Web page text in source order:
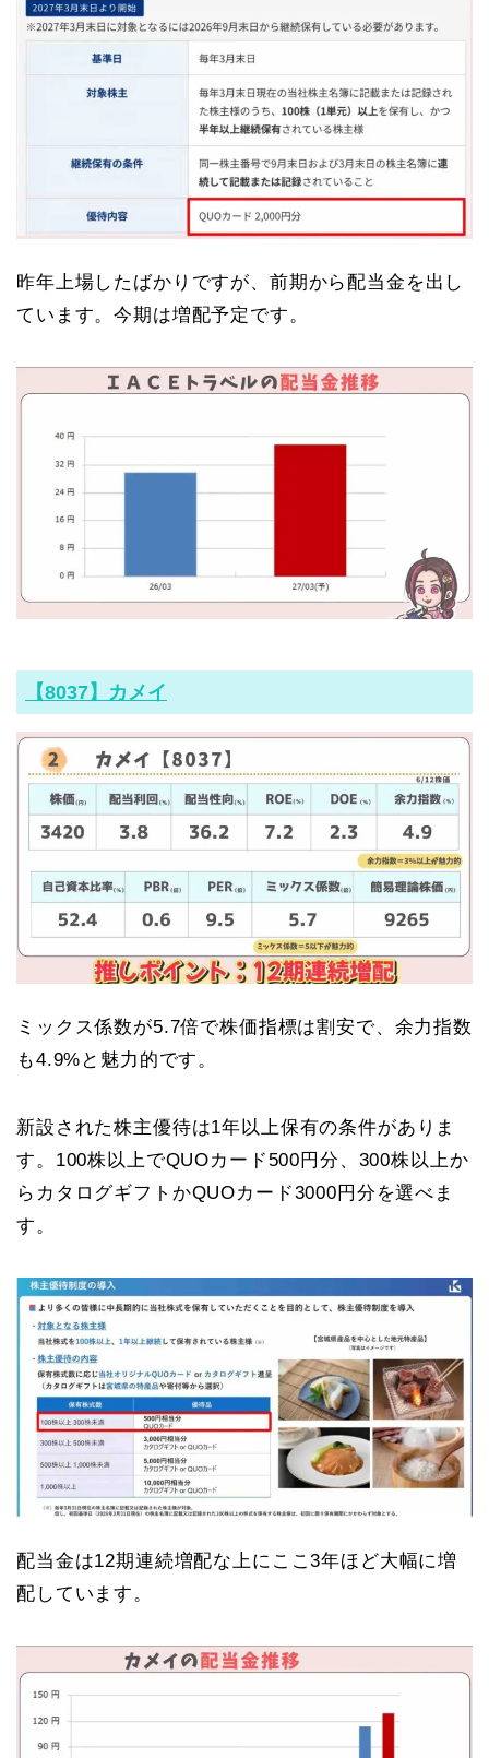
昨年上場したばかりですが、前期から配当金を出し
ています。今期は増配予定です。
【8037】カメイ
ミックス係数が5.7倍で株価指標は割安で、余力指数
も4.9%と魅力的です。
新設された株主優待は1年以上保有の条件がありま
す。100株以上でQUOカード500円分、300株以上か
らカタログギフトかQUOカード3000円分を選べま
す。
配当金は12期連続増配な上にここ3年ほど大幅に増
配しています。